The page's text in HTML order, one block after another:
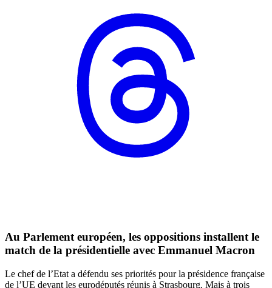
Au Parlement européen, les oppositions installent le
match de la présidentielle avec Emmanuel Macron
Le chef de l’Etat a défendu ses priorités pour la présidence française
de l’UE devant les eurodéputés réunis à Strasbourg. Mais à trois